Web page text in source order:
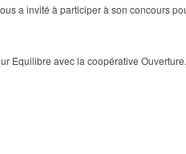
a invité à participer à son concours
Equilibre avec la coopérative Ouverture.